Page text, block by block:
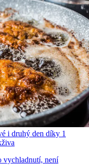
i druhý den díky 1
vychladnutí, není